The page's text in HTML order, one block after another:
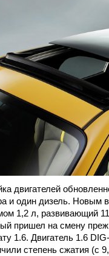
двигателей
и один дизель. Новым
1,2 л, развивающий
пришел на смену
1.6. Двигатель 1.6
степень сжатия (с